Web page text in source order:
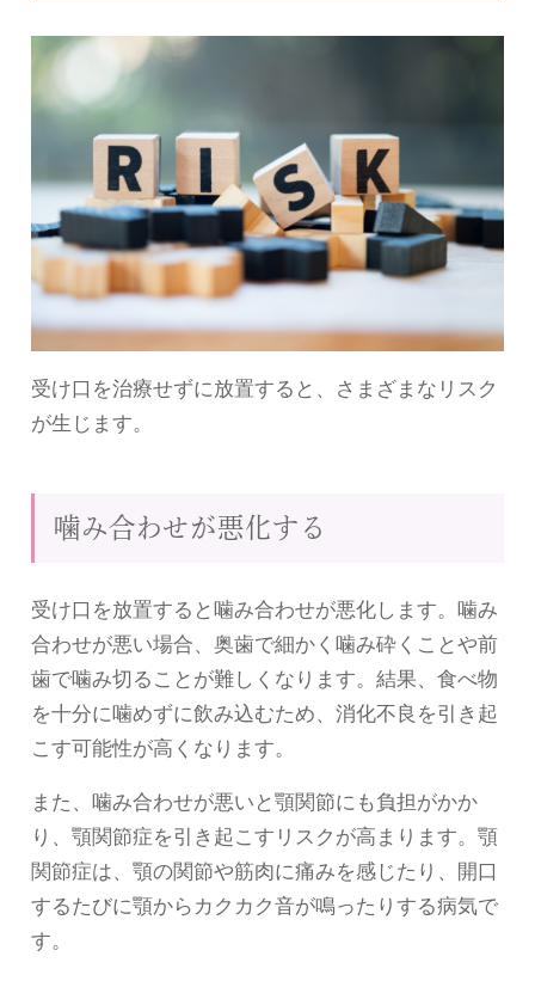
受け口を治療せずに放置すると、さまざまなリスク
が生じます。
噛み合わせが悪化する
受け口を放置すると噛み合わせが悪化します。噛み
合わせが悪い場合、奥歯で細かく噛み砕くことや前
歯で噛み切ることが難しくなります。結果、食べ物
を十分に噛めずに飲み込むため、消化不良を引き起
こす可能性が高くなります。
また、噛み合わせが悪いと顎関節にも負担がかか
り、顎関節症を引き起こすリスクが高まります。顎
関節症は、顎の関節や筋肉に痛みを感じたり、開口
するたびに顎からカクカク音が鳴ったりする病気で
す。